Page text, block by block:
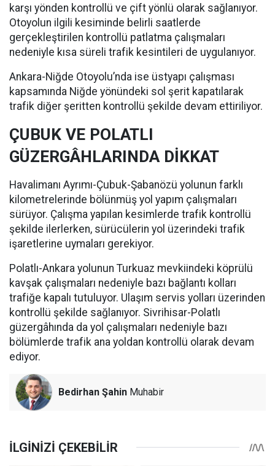
karşı yönden kontrollü ve çift yönlü olarak sağlanıyor.
Otoyolun ilgili kesiminde belirli saatlerde
gerçekleştirilen kontrollü patlatma çalışmaları
nedeniyle kısa süreli trafik kesintileri de uygulanıyor.
Ankara-Niğde Otoyolu’nda ise üstyapı çalışması
kapsamında Niğde yönündeki sol şerit kapatılarak
trafik diğer şeritten kontrollü şekilde devam ettiriliyor.
ÇUBUK VE POLATLI
GÜZERGÂHLARINDA DİKKAT
Havalimanı Ayrımı-Çubuk-Şabanözü yolunun farklı
kilometrelerinde bölünmüş yol yapım çalışmaları
sürüyor. Çalışma yapılan kesimlerde trafik kontrollü
şekilde ilerlerken, sürücülerin yol üzerindeki trafik
işaretlerine uymaları gerekiyor.
Polatlı-Ankara yolunun Turkuaz mevkiindeki köprülü
kavşak çalışmaları nedeniyle bazı bağlantı kolları
trafiğe kapalı tutuluyor. Ulaşım servis yolları üzerinden
kontrollü şekilde sağlanıyor. Sivrihisar-Polatlı
güzergâhında da yol çalışmaları nedeniyle bazı
bölümlerde trafik ana yoldan kontrollü olarak devam
ediyor.
Bedirhan Şahin Muhabir